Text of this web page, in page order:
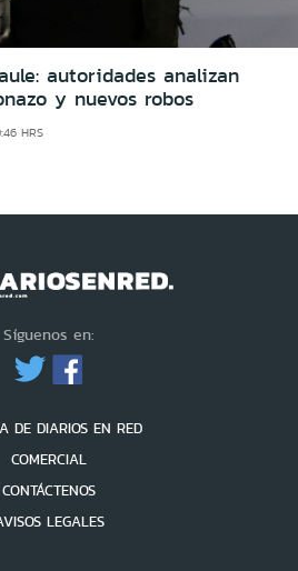
autoridades analizan
y nuevos robos
HRS
Síguenos en:
DE DIARIOS EN RED
COMERCIAL
CONTÁCTENOS
LEGALES